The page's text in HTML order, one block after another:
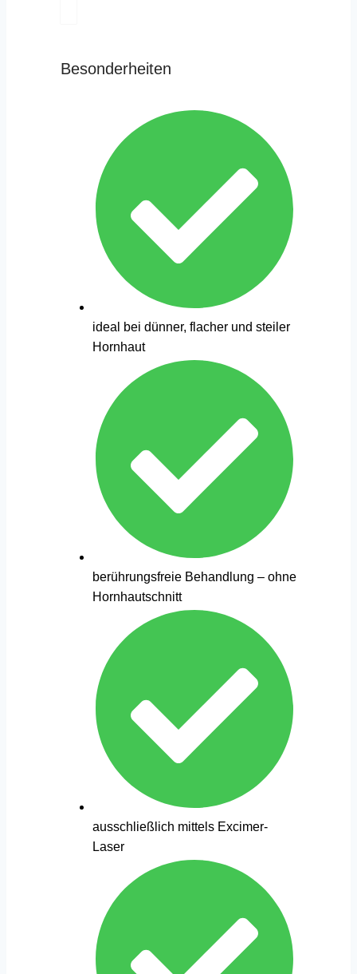
Besonderheiten
ideal bei dünner, flacher und steiler
Hornhaut
berührungsfreie Behandlung – ohne
Hornhautschnitt
ausschließlich mittels Excimer-
Laser